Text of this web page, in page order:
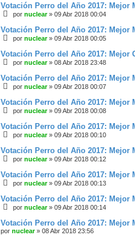
Votación Perro del Año 2017: Mejor
por nuclear» 09 Abr 2018 00:04
Votación Perro del Año 2017: Mejor
por nuclear» 09 Abr 2018 00:05
Votación Perro del Año 2017: Mejor
por nuclear» 08 Abr 2018 23:48
Votación Perro del Año 2017: Mejor
por nuclear» 09 Abr 2018 00:07
Votación Perro del Año 2017: Mejor
por nuclear» 09 Abr 2018 00:08
Votación Perro del Año 2017: Mejor
por nuclear» 09 Abr 2018 00:10
Votación Perro del Año 2017: Mejor
por nuclear» 09 Abr 2018 00:12
Votación Perro del Año 2017: Mejor
por nuclear» 09 Abr 2018 00:13
Votación Perro del Año 2017: Mejor
por nuclear» 09 Abr 2018 00:14
Votación Perro del Año 2017: Mejor
por nuclear» 08 Abr 2018 23:56